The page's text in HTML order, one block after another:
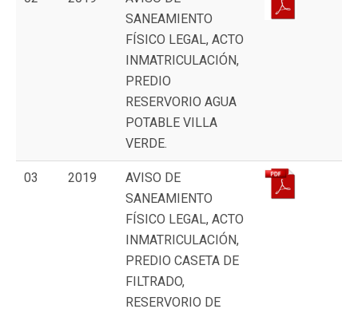
SANEAMIENTO
FÍSICO LEGAL, ACTO
INMATRICULACIÓN,
PREDIO
RESERVORIO AGUA
POTABLE VILLA
VERDE.
03 2019
AVISO DE
SANEAMIENTO
FÍSICO LEGAL, ACTO
INMATRICULACIÓN,
PREDIO CASETA DE
FILTRADO,
RESERVORIO DE